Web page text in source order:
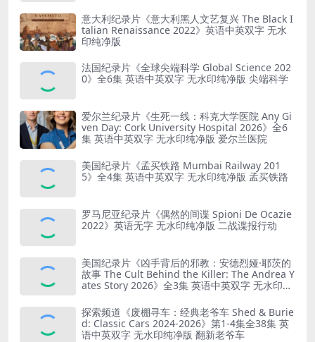
意大利纪录片《意大利黑人文艺复兴 The Black I
talian Renaissance 2022》英语中英双字 无水
印纯净版
法国纪录片《全球尖端科学 Global Science 202
0》全6集 英语中英双字 无水印纯净版 尖端科学
爱尔兰纪录片《生死一线：科克大学医院 Any Gi
ven Day: Cork University Hospital 2026》全6
集 英语中英双字 无水印纯净版 爱尔兰医院
美国纪录片《孟买铁路 Mumbai Railway 201
5》全4集 英语中英双字 无水印纯净版 孟买铁路
罗马尼亚纪录片《偶然的间谍 Spioni De Ocazie
2022》英语无字 无水印纯净版 二战谍报行动
美国纪录片《凶手背后的邪教：安德烈娅·耶茨的
故事 The Cult Behind the Killer: The Andrea Y
ates Story 2026》全3集 英语中英双字 无水印纯
探索频道《废棚寻车：经典老爷车 Shed & Burie
d: Classic Cars 2024-2026》第1-4集全38集 英
语中英双字 无水印纯净版 翻新老爷车